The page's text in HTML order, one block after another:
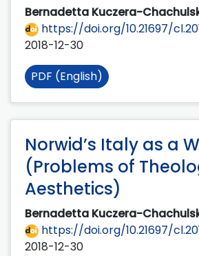
Bernadetta Kuczera-
https://doi.org/10.21697/
2018-12-30
PDF (English)
Norwid’s Italy as a
(Problems of
Aesthetics)
Bernadetta Kuczera-
https://doi.org/10.21697/
2018-12-30